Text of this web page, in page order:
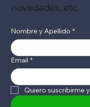
novedades, etc.
Nombre y Apellido *
Email *
Quiero suscribirme